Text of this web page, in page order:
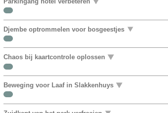
Djembe optrommelen voor bosgeestjes
Chaos bij kaartcontrole oplossen
Beweging voor Laaf in Slakkenhuys